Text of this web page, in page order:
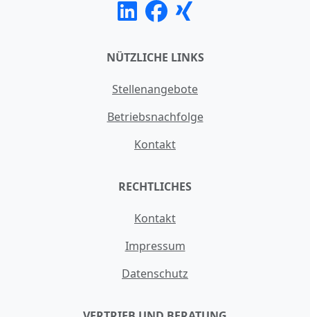
NÜTZLICHE LINKS
Stellenangebote
Betriebsnachfolge
Kontakt
RECHTLICHES
Kontakt
Impressum
Datenschutz